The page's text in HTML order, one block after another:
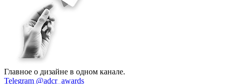
Главное о дизайне в одном канале.
Telegram @adcr_awards